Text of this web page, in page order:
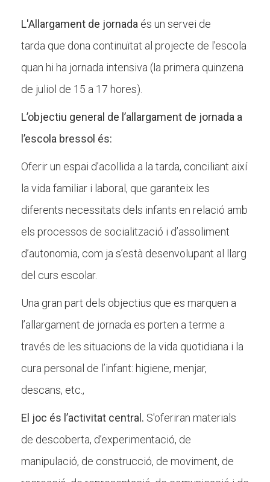
L'Allargament de jornada és un servei de
tarda que dona continuïtat al projecte de l'escola
quan hi ha jornada intensiva (la primera quinzena
de juliol de 15 a 17 hores).
L’objectiu general de l’allargament de jornada a
l’escola bressol és:
Oferir un espai d’acollida a la tarda, conciliant així
la vida familiar i laboral, que garanteix les
diferents necessitats dels infants en relació amb
els processos de socialització i d’assoliment
d’autonomia, com ja s’està desenvolupant al llarg
del curs escolar.
Una gran part dels objectius que es marquen a
l’allargament de jornada es porten a terme a
través de les situacions de la vida quotidiana i la
cura personal de l’infant: higiene, menjar,
descans, etc.,
El joc és l’activitat central. S'oferiran materials
de descoberta, d’experimentació, de
manipulació, de construcció, de moviment, de
CONEIX FUNDESPLAI
La Fundació
L'equip
Missió i valors
Els comptes clars
Memòria d'activitats
Proposta educativa
ACTUALITAT
Notícies
Butlletins
Diari de la Fundació
Fundesplai als mitjans
Xarxes socials
Fes voluntariat
Fes un donatiu
Treballa amb nosaltres